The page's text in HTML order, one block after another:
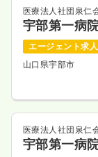
医療法人社団泉仁
宇部第一病
エージェント求人
山口県宇部市
医療法人社団泉仁
宇部第一病